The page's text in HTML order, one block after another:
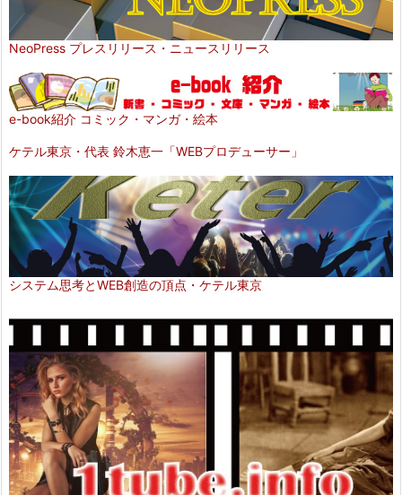
NeoPress プレスリリース・ニュースリリース
e-book紹介 コミック・マンガ・絵本
ケテル東京・代表 鈴木恵一「WEBプロデューサー」
システム思考とWEB創造の頂点・ケテル東京